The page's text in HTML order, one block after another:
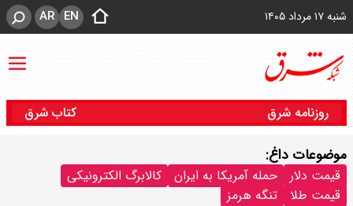
شنبه ۱۷ مرداد ۱۴۰۵ EN
AR
روزنامه شرق کتاب شرق
موضوعات داغ:
قیمت دلار حمله آمریکا به ایران
کالابرگ الکترونیکی
قیمت طلا
تنگه هرمز